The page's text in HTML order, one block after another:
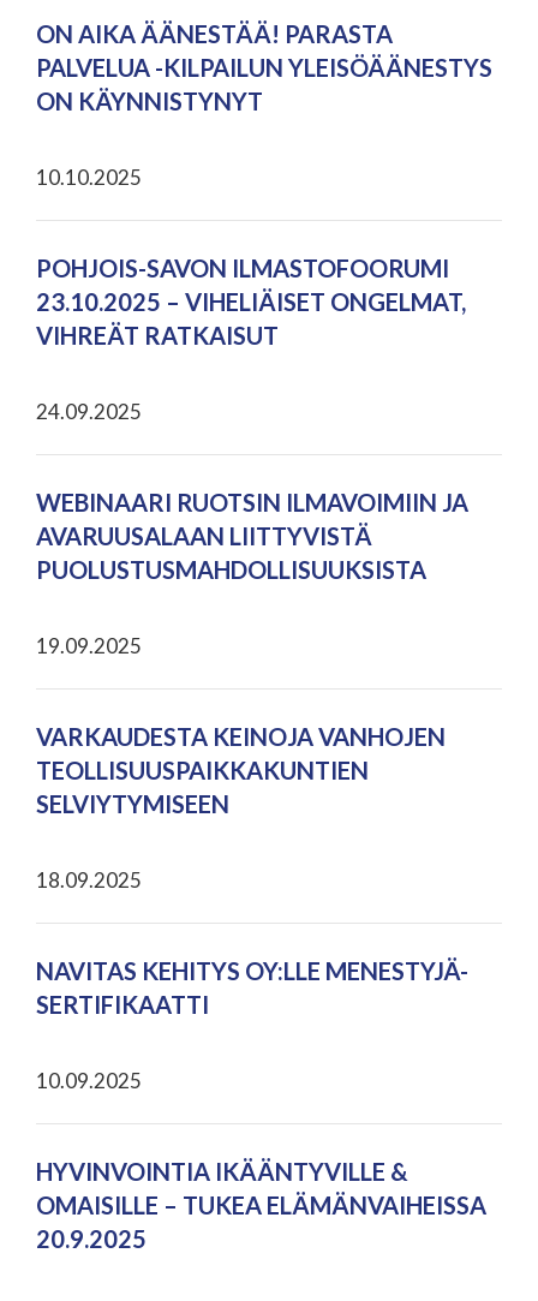
ON AIKA ÄÄNESTÄÄ! PARASTA
PALVELUA -KILPAILUN YLEISÖÄÄNESTYS
ON KÄYNNISTYNYT
10.10.2025
POHJOIS-SAVON ILMASTOFOORUMI
23.10.2025 – VIHELIÄISET ONGELMAT,
VIHREÄT RATKAISUT
24.09.2025
WEBINAARI RUOTSIN ILMAVOIMIIN JA
AVARUUSALAAN LIITTYVISTÄ
PUOLUSTUSMAHDOLLISUUKSISTA
19.09.2025
VARKAUDESTA KEINOJA VANHOJEN
TEOLLISUUSPAIKKAKUNTIEN
SELVIYTYMISEEN
18.09.2025
NAVITAS KEHITYS OY:LLE MENESTYJÄ-
SERTIFIKAATTI
10.09.2025
HYVINVOINTIA IKÄÄNTYVILLE &
OMAISILLE – TUKEA ELÄMÄNVAIHEISSA
20.9.2025